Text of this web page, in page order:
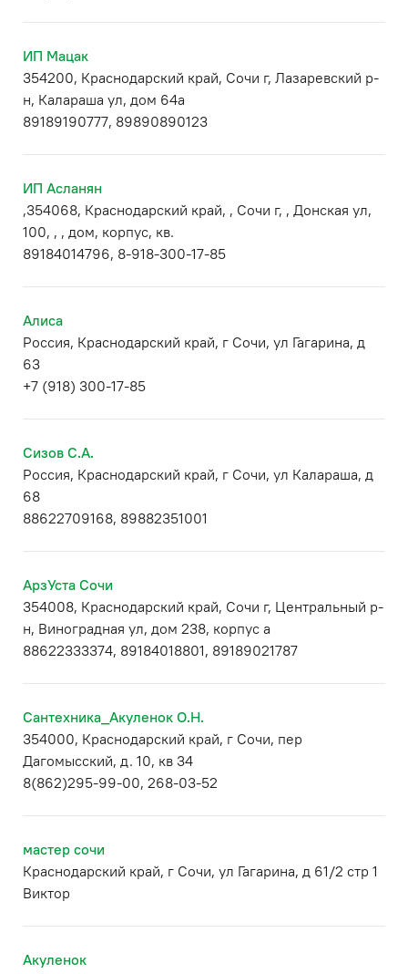
ИП Мацак
354200, Краснодарский край, Сочи г, Лазаревский р-
н, Калараша ул, дом 64а
89189190777, 89890890123
ИП Асланян
,354068, Краснодарский край, , Сочи г, , Донская ул,
100, , , дом, корпус, кв.
89184014796, 8-918-300-17-85
Алиса
Россия, Краснодарский край, г Сочи, ул Гагарина, д
63
+7 (918) 300-17-85
Сизов С.А.
Россия, Краснодарский край, г Сочи, ул Калараша, д
68
88622709168, 89882351001
АрзУста Сочи
354008, Краснодарский край, Сочи г, Центральный р-
н, Виноградная ул, дом 238, корпус а
88622333374, 89184018801, 89189021787
Сантехника_Акуленок О.Н.
354000, Краснодарский край, г Сочи, пер
Дагомысский, д. 10, кв 34
8(862)295-99-00, 268-03-52
мастер сочи
Краснодарский край, г Сочи, ул Гагарина, д 61/2 стр 1
Виктор
Акуленок